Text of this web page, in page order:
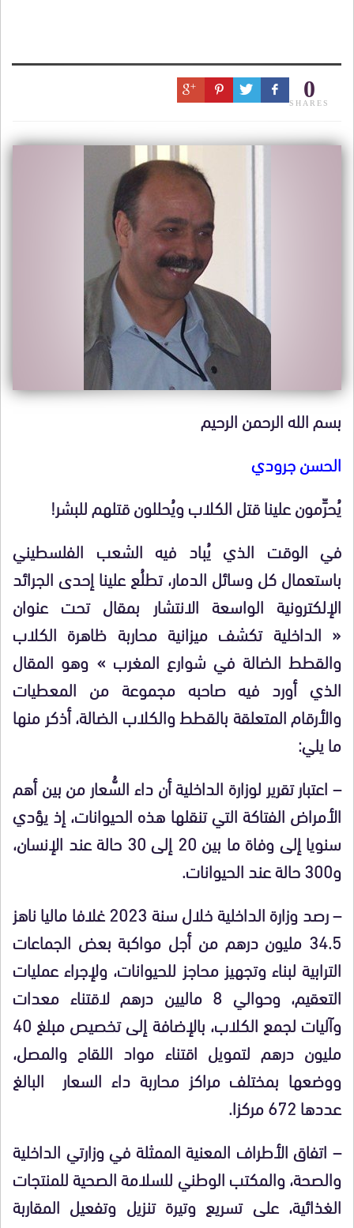
0
SHARES
بسم الله الرحمن الرحيم
الحسن جرودي
يُحرِّمون علينا قتل الكلاب ويُحللون قتلهم للبشر!
في الوقت الذي يُباد فيه الشعب الفلسطيني
باستعمال كل وسائل الدمار، تطلُع علينا إحدى الجرائد
الإلكترونية الواسعة الانتشار بمقال تحت عنوان
« الداخلية تكشف ميزانية محاربة ظاهرة الكلاب
والقطط الضالة في شوارع المغرب » وهو المقال
الذي أورد فيه صاحبه مجموعة من المعطيات
والأرقام المتعلقة بالقطط والكلاب الضالة، أذكر منها
ما يلي:
– اعتبار تقرير لوزارة الداخلية أن داء السُّعار من بين أهم
الأمراض الفتاكة التي تنقلها هذه الحيوانات، إذ يؤدي
سنويا إلى وفاة ما بين 20 إلى 30 حالة عند الإنسان،
و300 حالة عند الحيوانات.
– رصد وزارة الداخلية خلال سنة 2023 غلافا ماليا ناهز
34.5 مليون درهم من أجل مواكبة بعض الجماعات
الترابية لبناء وتجهيز محاجز للحيوانات، ولإجراء عمليات
التعقيم، وحوالي 8 ماليين درهم لاقتناء معدات
وآليات لجمع الكلاب، بالإضافة إلى تخصيص مبلغ 40
مليون درهم لتمويل اقتناء مواد اللقاح والمصل،
ووضعها بمختلف مراكز محاربة داء السعار البالغ
عددها 672 مركزا.
– اتفاق الأطراف المعنية الممثلة في وزارتي الداخلية
والصحة، والمكتب الوطني للسلامة الصحية للمنتجات
الغذائية، على تسريع وتيرة تنزيل وتفعيل المقاربة